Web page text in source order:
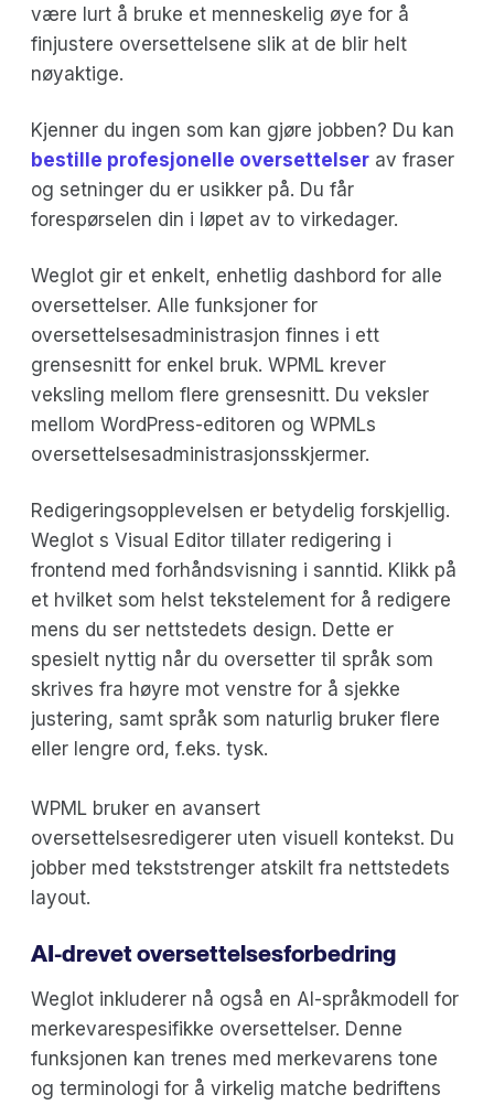
være lurt å bruke et menneskelig øye for å
finjustere oversettelsene slik at de blir helt
nøyaktige.
Kjenner du ingen som kan gjøre jobben? Du kan
bestille profesjonelle oversettelser av fraser
og setninger du er usikker på. Du får
forespørselen din i løpet av to virkedager.
Weglot gir et enkelt, enhetlig dashbord for alle
oversettelser. Alle funksjoner for
oversettelsesadministrasjon finnes i ett
grensesnitt for enkel bruk. WPML krever
veksling mellom flere grensesnitt. Du veksler
mellom WordPress-editoren og WPMLs
oversettelsesadministrasjonsskjermer.
Redigeringsopplevelsen er betydelig forskjellig.
Weglot s Visual Editor tillater redigering i
frontend med forhåndsvisning i sanntid. Klikk på
et hvilket som helst tekstelement for å redigere
mens du ser nettstedets design. Dette er
spesielt nyttig når du oversetter til språk som
skrives fra høyre mot venstre for å sjekke
justering, samt språk som naturlig bruker flere
eller lengre ord, f.eks. tysk.
WPML bruker en avansert
oversettelsesredigerer uten visuell kontekst. Du
jobber med tekststrenger atskilt fra nettstedets
layout.
AI-drevet oversettelsesforbedring
Weglot inkluderer nå også en AI-språkmodell for
merkevarespesifikke oversettelser. Denne
funksjonen kan trenes med merkevarens tone
og terminologi for å virkelig matche bedriftens